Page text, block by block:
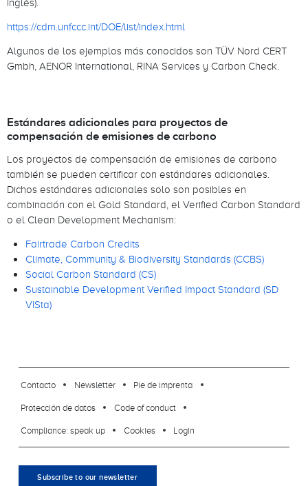
https://cdm.unfccc.int/DOE/list/index.html
Algunos de los ejemplos más conocidos son TÜV Nord CERT
Gmbh, AENOR International, RINA Services y Carbon Check.
Estándares adicionales para proyectos de
compensación de emisiones de carbono
Los proyectos de compensación de emisiones de carbono
también se pueden certificar con estándares adicionales.
Dichos estándares adicionales solo son posibles en
combinación con el Gold Standard, el Verified Carbon Standard
o el Clean Development Mechanism:
Fairtrade Carbon Credits
Climate, Community & Biodiversity Standards (CCBS)
Social Carbon Standard (CS)
Sustainable Development Verified Impact Standard (SD
VISta)
Contacto Newsletter
Pie de imprenta
Protección de datos
Code of conduct
Compliance: speak up
Cookies Login
Subscribe to our newsletter